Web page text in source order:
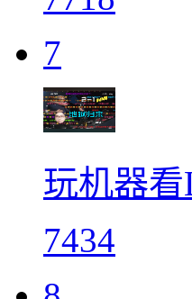
7
玩机器
7434